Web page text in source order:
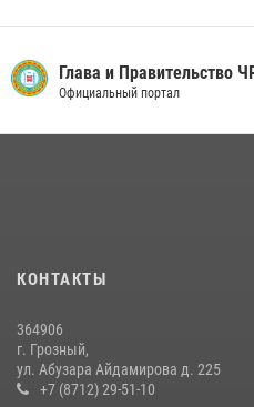
воспитанников детского лагеря
10 июля 2026, 18:25 9
поисков Бекхана Аушева
Сотрудник ОМОН «АХМАТ-1»
сослуживцев в зоне СВО
Глава и Правительство
Официальный портал
КОНТАКТЫ
364906
г. Грозный,
ул. Абузара Айдамирова д. 225
+7 (8712) 29-51-10